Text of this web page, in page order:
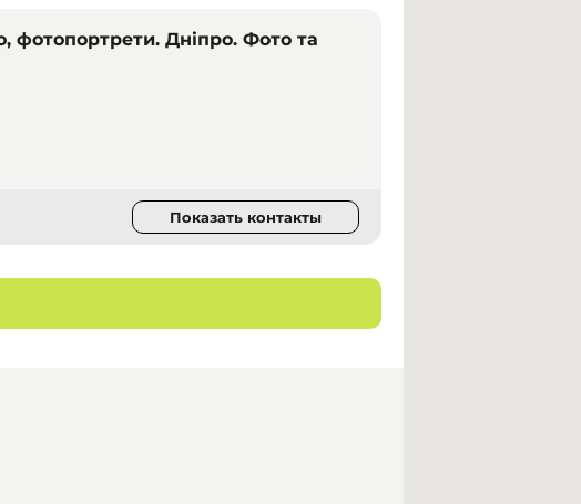
фотопортрети. Дніпро. Фото та
Показать контакты